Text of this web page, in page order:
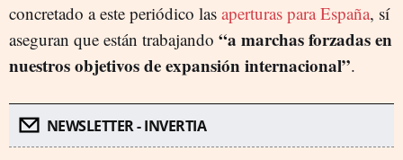
concretado a este periódico las aperturas para España, sí
aseguran que están trabajando “a marchas forzadas en
nuestros objetivos de expansión internacional”.
NEWSLETTER - INVERTIA